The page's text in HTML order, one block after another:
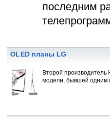
последним
OLED планы LG
Второй производитель
модели, бывшей одним